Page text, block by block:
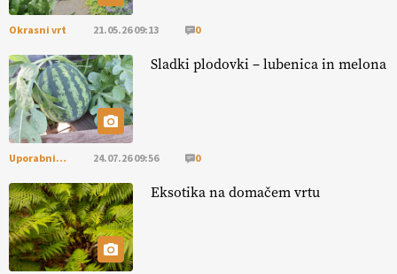
Okrasni vrt 21.05.26 09:13 0
Sladki plodovki – lubenica in melona
Uporabni vrt 24.07.26 09:56 0
Eksotika na domačem vrtu